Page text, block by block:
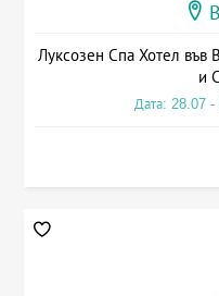
Луксозен Спа Хотел във
и
Дата: 28.07